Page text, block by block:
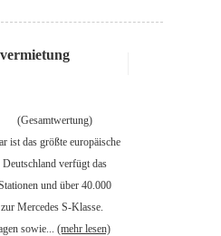
(Gesamtwertung)
ist das größte europäische
verfügt das
und über 40.000
Mercedes S-Klasse.
sowie... (mehr lesen)